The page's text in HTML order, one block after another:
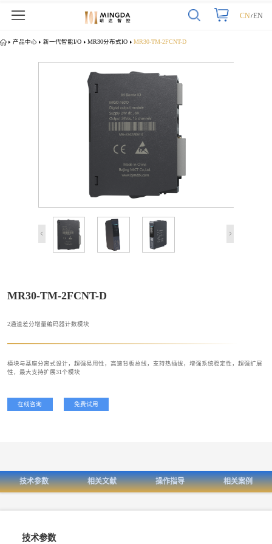
CN/EN
产品中心 新一代智能I/O MR30分布式IO MR30-TM-2FCNT-D
MR30-TM-2FCNT-D
2通道差分增量编码器计数模块
模块与基座分离式设计，超强易用性，高速背板总线，支持热插拔，增强系统稳定性，超强扩展
性，最大支持扩展31个模块
在线咨询 免费试用
技术参数 相关文献 操作指导 相关案例
技术参数